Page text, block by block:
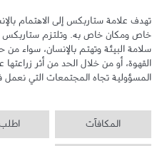
المسؤولية تجاه المجتمعات التي نعمل
المكافآت